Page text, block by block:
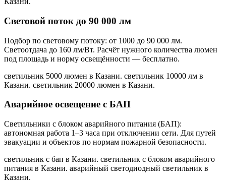
Световой поток до 90 000 лм
Подбор по световому потоку: от 1000 до 90 000 лм.
Светоотдача до 160 лм/Вт. Расчёт нужного количества люмен
под площадь и норму освещённости — бесплатно.
светильник 5000 люмен в Казани. светильник 10000 лм в
Казани. светильник 20000 люмен в Казани.
Аварийное освещение с БАП
Светильники с блоком аварийного питания (БАП):
автономная работа 1–3 часа при отключении сети. Для путей
эвакуации и объектов по нормам пожарной безопасности.
светильник с бап в Казани. светильник с блоком аварийного
питания в Казани. аварийный светодиодный светильник в
Казани.